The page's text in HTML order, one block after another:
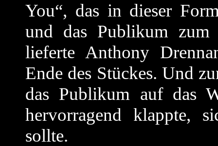
You“, das in dieser
und das Publikum zum
lieferte Anthony
Ende des Stückes. Und
das Publikum auf das
hervorragend klappte,
sollte.